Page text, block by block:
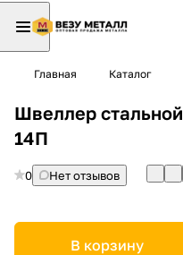
Главная Каталог
Швеллер стальной
14П
0 Нет отзывов
В корзину